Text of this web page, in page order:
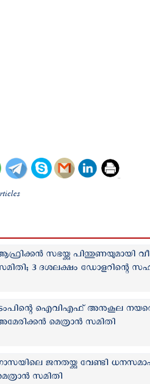
സഭയ്ക്കു പിന്തുണയുമായി
3 ദശലക്ഷം ഡോളറിന്റെ
ഐ‌വി‌എഫ് അനുകൂല
മെത്രാന്‍ സമിതി
ജനതയ്ക്കു വേണ്ടി
സമിതി